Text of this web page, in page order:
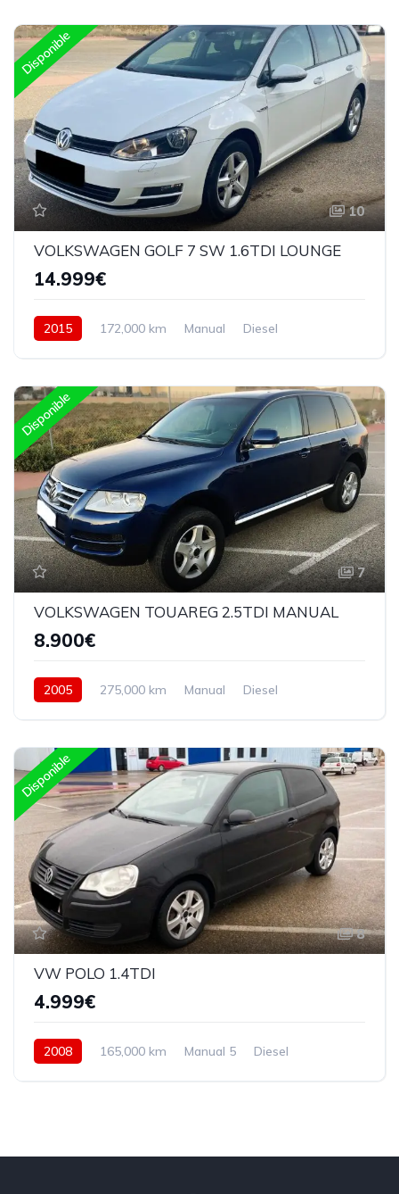
Disponible
10
VOLKSWAGEN GOLF 7 SW 1.6TDI LOUNGE
14.999€
2015 172,000 km Manual
Diesel
Disponible
7
VOLKSWAGEN TOUAREG 2.5TDI MANUAL
8.900€
2005 275,000 km Manual
Diesel
Disponible
8
VW POLO 1.4TDI
4.999€
2008 165,000 km Manual 5
Diesel